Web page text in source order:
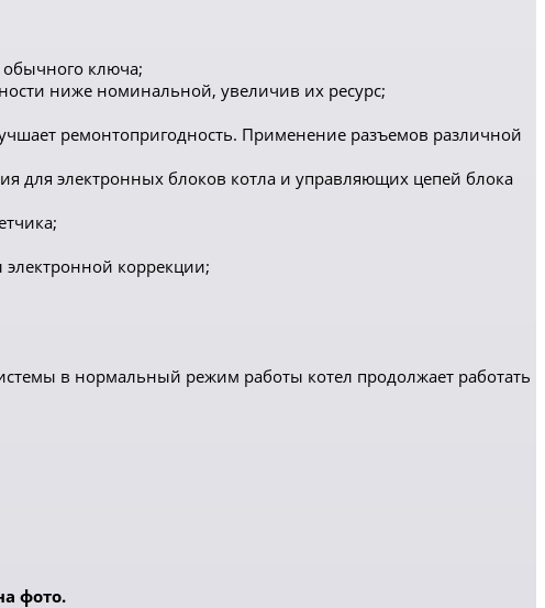
ключа;
ниже номинальной, увеличив их ресурс;
ремонтопригодность. Применение разъемов различной
для электронных блоков котла и управляющих цепей блока
коррекции;
в нормальный режим работы котел продолжает работать
фото.